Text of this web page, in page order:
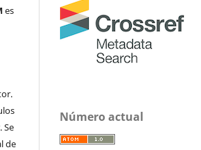
es
Se
de
Número actual